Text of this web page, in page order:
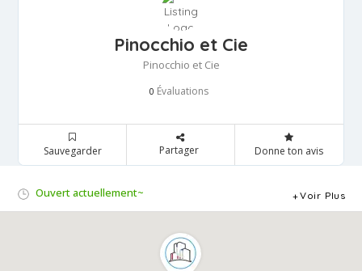
Pinocchio et Cie
Pinocchio et Cie
0 Évaluations
Sauvegarder Partager Donne ton avis
Ouvert actuellement~ Voir Plus